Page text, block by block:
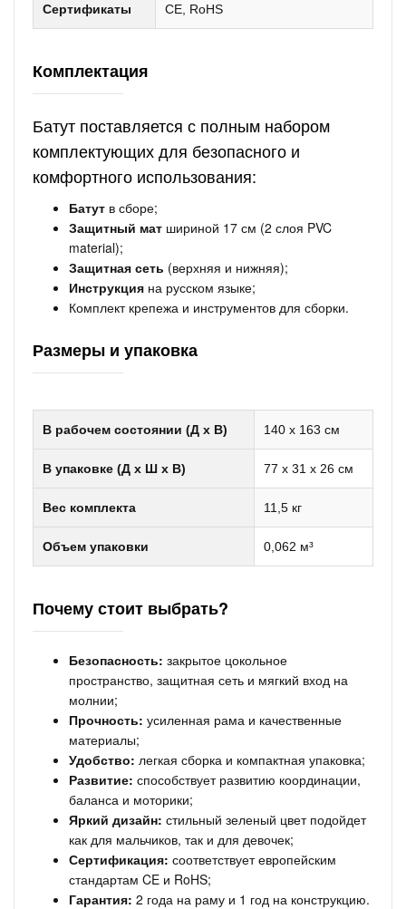
Сертификаты CE, RoHS
Комплектация
Батут поставляется с полным набором
комплектующих для безопасного и
комфортного использования:
Батут в сборе;
Защитный мат шириной 17 см (2 слоя PVC
material);
Защитная сеть (верхняя и нижняя);
Инструкция на русском языке;
Комплект крепежа и инструментов для сборки.
Размеры и упаковка
В рабочем состоянии (Д х В) 140 x 163 см
В упаковке (Д х Ш х В) 77 x 31 x 26 см
Вес комплекта 11,5 кг
Объем упаковки 0,062 м³
Почему стоит выбрать?
Безопасность: закрытое цокольное
пространство, защитная сеть и мягкий вход на
молнии;
Прочность: усиленная рама и качественные
материалы;
Удобство: легкая сборка и компактная упаковка;
Развитие: способствует развитию координации,
баланса и моторики;
Яркий дизайн: стильный зеленый цвет подойдет
как для мальчиков, так и для девочек;
Сертификация: соответствует европейским
стандартам CE и RoHS;
Гарантия: 2 года на раму и 1 год на конструкцию.